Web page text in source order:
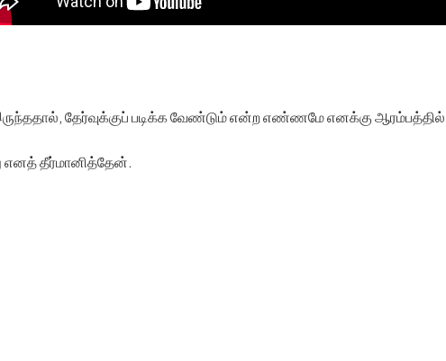
தேர்வுக்குப் படிக்க வேண்டும் என்ற எண்ணமே எனக்கு
எனத் தீர்மானித்தேன்.